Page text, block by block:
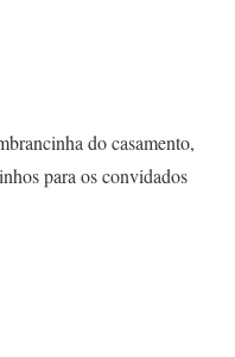
do casamento,
para os convidados